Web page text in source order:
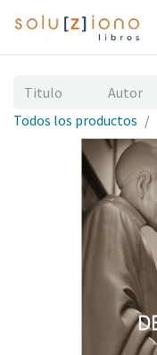
Todos los productos